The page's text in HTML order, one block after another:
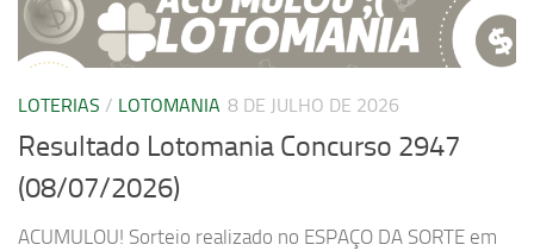
LOTERIAS / LOTOMANIA 8 DE JULHO DE 2026
Resultado Lotomania Concurso 2947
(08/07/2026)
ACUMULOU! Sorteio realizado no ESPAÇO DA SORTE em